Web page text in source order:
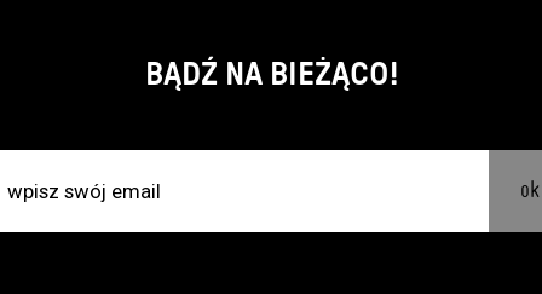
BĄDŹ NA BIEŻĄCO!
ok